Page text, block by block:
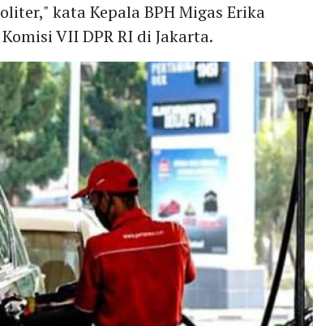
kata Kepala BPH Migas Erika
VII DPR RI di Jakarta.